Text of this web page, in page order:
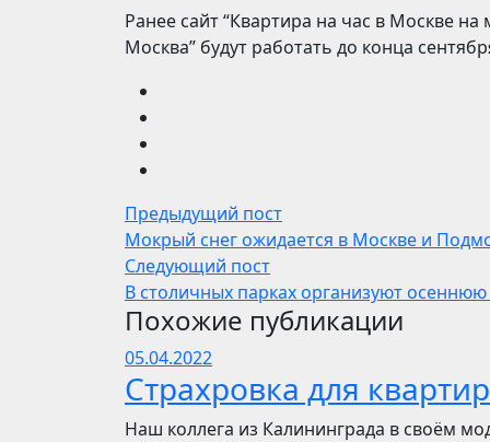
Ранее сайт “Квартира на час в Москве
Москва” будут работать до конца
Предыдущий пост
Мокрый снег ожидается в Москве и
Следующий пост
В столичных парках организуют
Похожие публикации
05.04.2022
Страхровка для
Наш коллега из Калининграда в своём